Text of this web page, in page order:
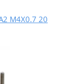
M4X0.7 20